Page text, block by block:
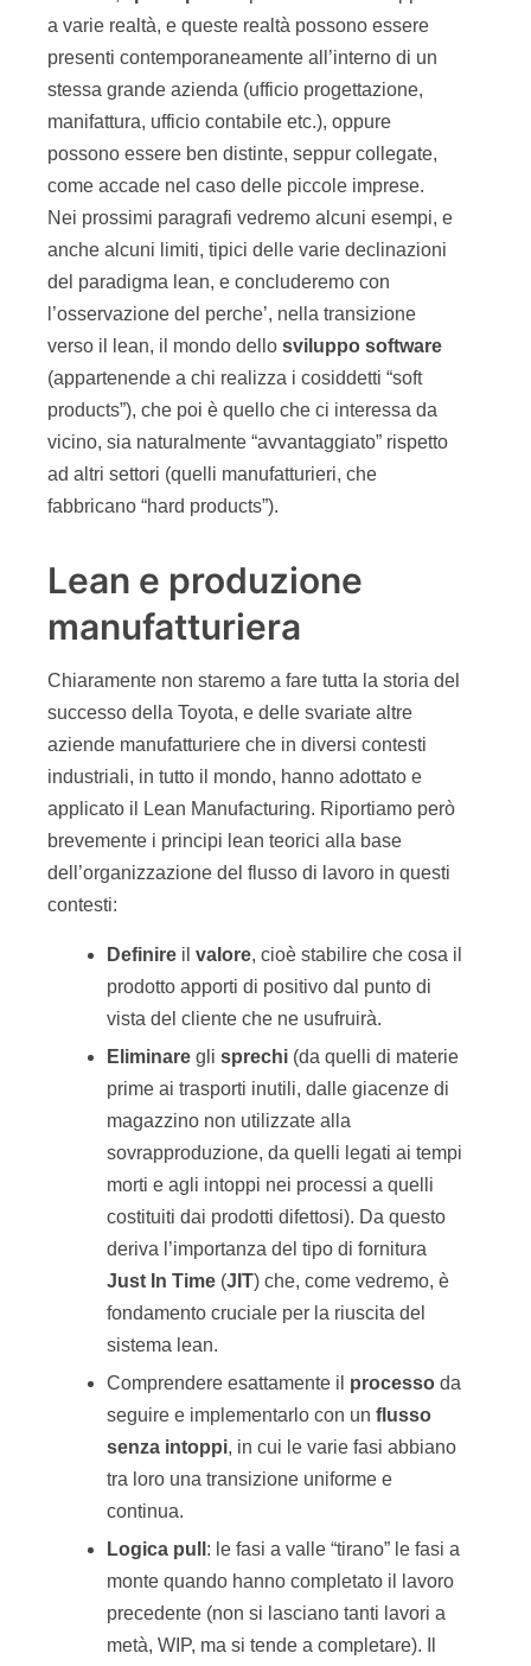
a varie realtà, e queste realtà possono essere
presenti contemporaneamente all’interno di un
stessa grande azienda (ufficio progettazione,
manifattura, ufficio contabile etc.), oppure
possono essere ben distinte, seppur collegate,
come accade nel caso delle piccole imprese.
Nei prossimi paragrafi vedremo alcuni esempi, e
anche alcuni limiti, tipici delle varie declinazioni
del paradigma lean, e concluderemo con
l’osservazione del perche’, nella transizione
verso il lean, il mondo dello sviluppo software
(appartenende a chi realizza i cosiddetti “soft
products”), che poi è quello che ci interessa da
vicino, sia naturalmente “avvantaggiato” rispetto
ad altri settori (quelli manufatturieri, che
fabbricano “hard products”).
Lean e produzione
manufatturiera
Chiaramente non staremo a fare tutta la storia del
successo della Toyota, e delle svariate altre
aziende manufatturiere che in diversi contesti
industriali, in tutto il mondo, hanno adottato e
applicato il Lean Manufacturing. Riportiamo però
brevemente i principi lean teorici alla base
dell’organizzazione del flusso di lavoro in questi
contesti:
Definire il valore, cioè stabilire che cosa il
prodotto apporti di positivo dal punto di
vista del cliente che ne usufruirà.
Eliminare gli sprechi (da quelli di materie
prime ai trasporti inutili, dalle giacenze di
magazzino non utilizzate alla
sovrapproduzione, da quelli legati ai tempi
morti e agli intoppi nei processi a quelli
costituiti dai prodotti difettosi). Da questo
deriva l’importanza del tipo di fornitura
Just In Time (JIT) che, come vedremo, è
fondamento cruciale per la riuscita del
sistema lean.
Comprendere esattamente il processo da
seguire e implementarlo con un flusso
senza intoppi, in cui le varie fasi abbiano
tra loro una transizione uniforme e
continua.
Logica pull : le fasi a valle “tirano” le fasi a
monte quando hanno completato il lavoro
precedente (non si lasciano tanti lavori a
metà, WIP, ma si tende a completare). Il